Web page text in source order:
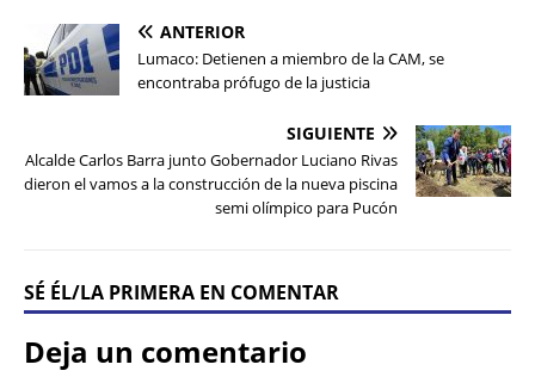
ANTERIOR
Lumaco: Detienen a miembro de la CAM, se
encontraba prófugo de la justicia
SIGUIENTE
Alcalde Carlos Barra junto Gobernador Luciano Rivas
dieron el vamos a la construcción de la nueva piscina
semi olímpico para Pucón
SÉ ÉL/LA PRIMERA EN COMENTAR
Deja un comentario